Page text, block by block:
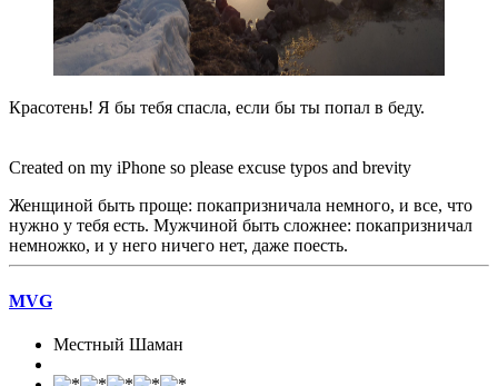
Красотень! Я бы тебя спасла, если бы ты попал в беду.
Created on my iPhone so please excuse typos and brevity
Женщиной быть проще: покапризничала немного, и все, что
нужно у тебя есть. Мужчиной быть сложнее: покапризничал
немножко, и у него ничего нет, даже поесть.
MVG
Местный Шаман